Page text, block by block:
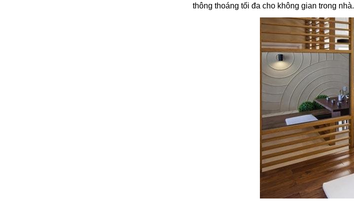
thông thoáng tối đa cho không gian trong nhà.